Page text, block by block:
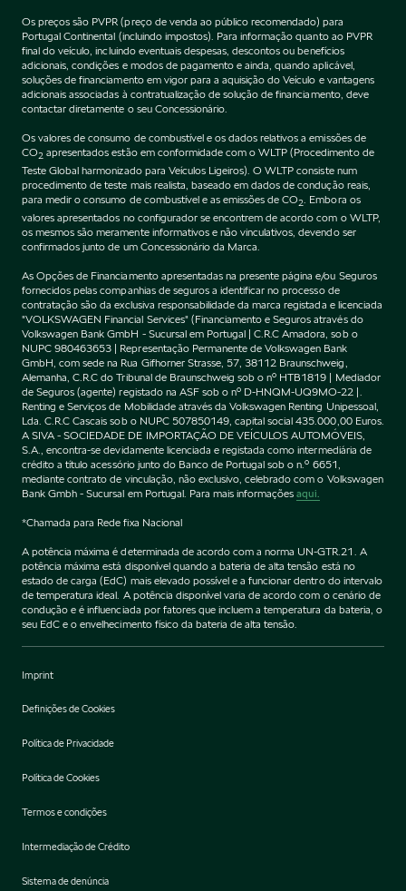
Os preços são PVPR (preço de venda ao público recomendado) para
Portugal Continental (incluindo impostos). Para informação quanto ao PVPR
final do veículo, incluindo eventuais despesas, descontos ou benefícios
adicionais, condições e modos de pagamento e ainda, quando aplicável,
soluções de financiamento em vigor para a aquisição do Veículo e vantagens
adicionais associadas à contratualização de solução de financiamento, deve
contactar diretamente o seu Concessionário.
Os valores de consumo de combustível e os dados relativos a emissões de
CO2 apresentados estão em conformidade com o WLTP (Procedimento de
Teste Global harmonizado para Veículos Ligeiros). O WLTP consiste num
procedimento de teste mais realista, baseado em dados de condução reais,
para medir o consumo de combustível e as emissões de CO2 . Embora os
valores apresentados no configurador se encontrem de acordo com o WLTP,
os mesmos são meramente informativos e não vinculativos, devendo ser
confirmados junto de um Concessionário da Marca.
As Opções de Financiamento apresentadas na presente página e/ou Seguros
fornecidos pelas companhias de seguros a identificar no processo de
contratação são da exclusiva responsabilidade da marca registada e licenciada
"VOLKSWAGEN Financial Services" (Financiamento e Seguros através do
Volkswagen Bank GmbH - Sucursal em Portugal | C.R.C Amadora, sob o
NUPC 980463653 | Representação Permanente de Volkswagen Bank
GmbH, com sede na Rua Gifhorner Strasse, 57, 38112 Braunschweig,
Alemanha, C.R.C do Tribunal de Braunschweig sob o nº HTB1819 | Mediador
de Seguros (agente) registado na ASF sob o nº D-HNQM-UQ9MO-22 |.
Renting e Serviços de Mobilidade através da Volkswagen Renting Unipessoal,
Lda. C.R.C Cascais sob o NUPC 507850149, capital social 435.000,00 Euros.
A SIVA - SOCIEDADE DE IMPORTAÇÃO DE VEÍCULOS AUTOMÓVEIS,
S.A., encontra-se devidamente licenciada e registada como intermediária de
crédito a título acessório junto do Banco de Portugal sob o n.º 6651,
mediante contrato de vinculação, não exclusivo, celebrado com o Volkswagen
Bank Gmbh - Sucursal em Portugal. Para mais informaçõesaqui.
*Chamada para Rede fixa Nacional
A potência máxima é determinada de acordo com a norma UN-GTR.21. A
potência máxima está disponível quando a bateria de alta tensão está no
estado de carga (EdC) mais elevado possível e a funcionar dentro do intervalo
de temperatura ideal. A potência disponível varia de acordo com o cenário de
condução e é influenciada por fatores que incluem a temperatura da bateria, o
seu EdC e o envelhecimento físico da bateria de alta tensão.
Imprint
Definições de Cookies
Política de Privacidade
Política de Cookies
Termos e condições
Intermediação de Crédito
Sistema de denúncia